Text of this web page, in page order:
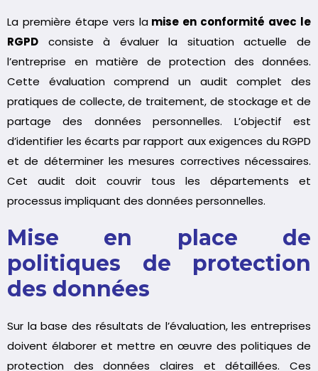
La première étape vers la mise en conformité avec le
RGPD consiste à évaluer la situation actuelle de
l’entreprise en matière de protection des données.
Cette évaluation comprend un audit complet des
pratiques de collecte, de traitement, de stockage et de
partage des données personnelles. L’objectif est
d’identifier les écarts par rapport aux exigences du RGPD
et de déterminer les mesures correctives nécessaires.
Cet audit doit couvrir tous les départements et
processus impliquant des données personnelles.
Mise en place de
politiques de protection
des données
Sur la base des résultats de l’évaluation, les entreprises
doivent élaborer et mettre en œuvre des politiques de
protection des données claires et détaillées. Ces